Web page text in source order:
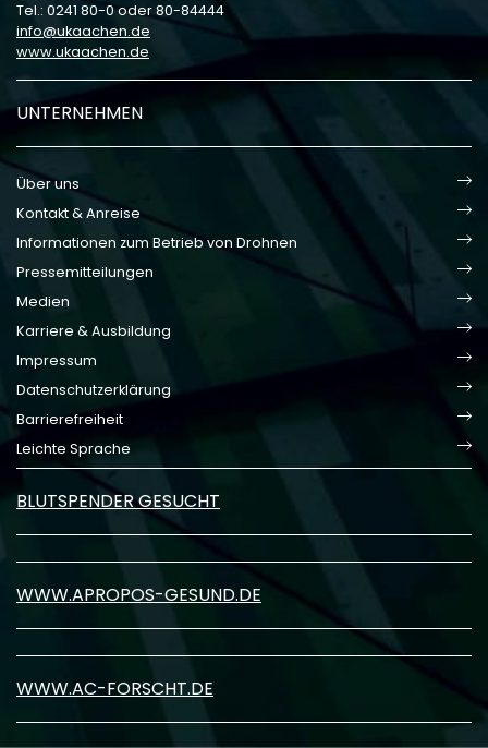
Tel.: 0241 80-0 oder 80-84444
info
ukaachen de
www.ukaachen.de
UNTERNEHMEN
Über uns
Kontakt & Anreise
Informationen zum Betrieb von Drohnen
Pressemitteilungen
Medien
Karriere & Ausbildung
Impressum
Datenschutzerklärung
Barrierefreiheit
Leichte Sprache
BLUTSPENDER GESUCHT
WWW.APROPOS-GESUND.DE
WWW.AC-FORSCHT.DE